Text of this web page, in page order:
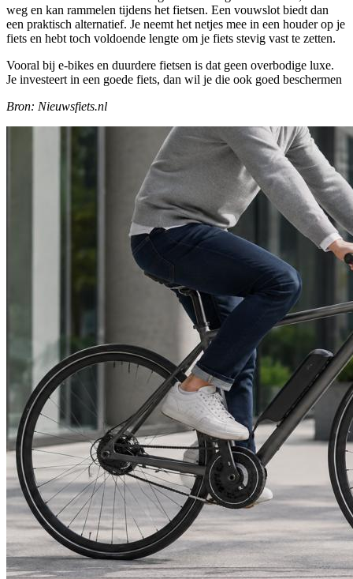
weg en kan rammelen tijdens het fietsen. Een vouwslot biedt dan
een praktisch alternatief. Je neemt het netjes mee in een houder op je
fiets en hebt toch voldoende lengte om je fiets stevig vast te zetten.
Vooral bij e-bikes en duurdere fietsen is dat geen overbodige luxe.
Je investeert in een goede fiets, dan wil je die ook goed beschermen
Bron: Nieuwsfiets.nl